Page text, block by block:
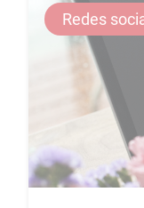
Redes